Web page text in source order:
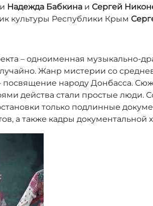
Надежда Бабкина и Сергей
культуры Республики Крым
– одноименная музыкально-
Жанр мистерии со
посвящение народу Донбасса.
действа стали простые люди.
только подлинные
а также кадры документальной